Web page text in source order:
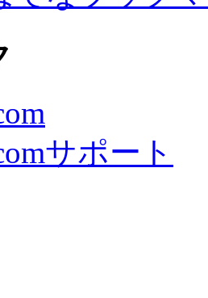
サポート